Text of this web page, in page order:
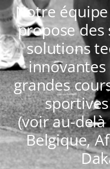
Notre équipe
propose des
solutions
grandes
(voir au-
Belgique,